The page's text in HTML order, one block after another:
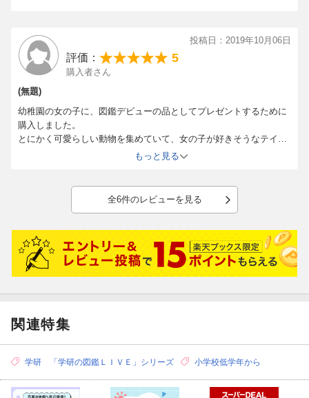
投稿日：2019年10月06日
評価： 5
購入者さん
(無題)
幼稚園の女の子に、図鑑デビューの品としてプレゼントするために
購入しました。
とにかく可愛らしい動物を集めていて、女の子が好きそうなテイス
もっと見る
全6件のレビューを見る
関連特集
学研 「学研の図鑑ＬＩＶＥ」シリーズ 小学校低学年から